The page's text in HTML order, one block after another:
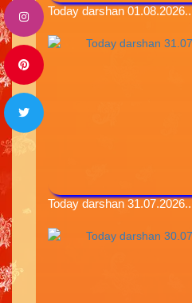
Today darshan 01.08.2026..
Today darshan 31.07.2026..